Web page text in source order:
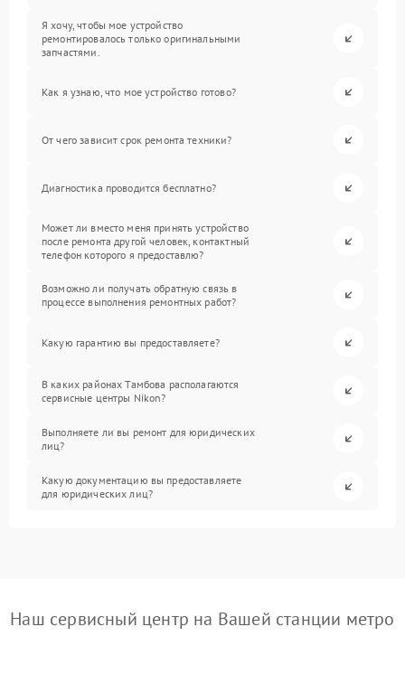
Я хочу, чтобы мое устройство
ремонтировалось только оригинальными
запчастями.
Как я узнаю, что мое устройство готово?
От чего зависит срок ремонта техники?
Диагностика проводится бесплатно?
Может ли вместо меня принять устройство
после ремонта другой человек, контактный
телефон которого я предоставлю?
Возможно ли получать обратную связь в
процессе выполнения ремонтных работ?
Какую гарантию вы предоставляете?
В каких районах Тамбова располагаются
сервисные центры Nikon?
Выполняете ли вы ремонт для юридических
лиц?
Какую документацию вы предоставляете
для юридических лиц?
Наш сервисный центр на Вашей станции метро